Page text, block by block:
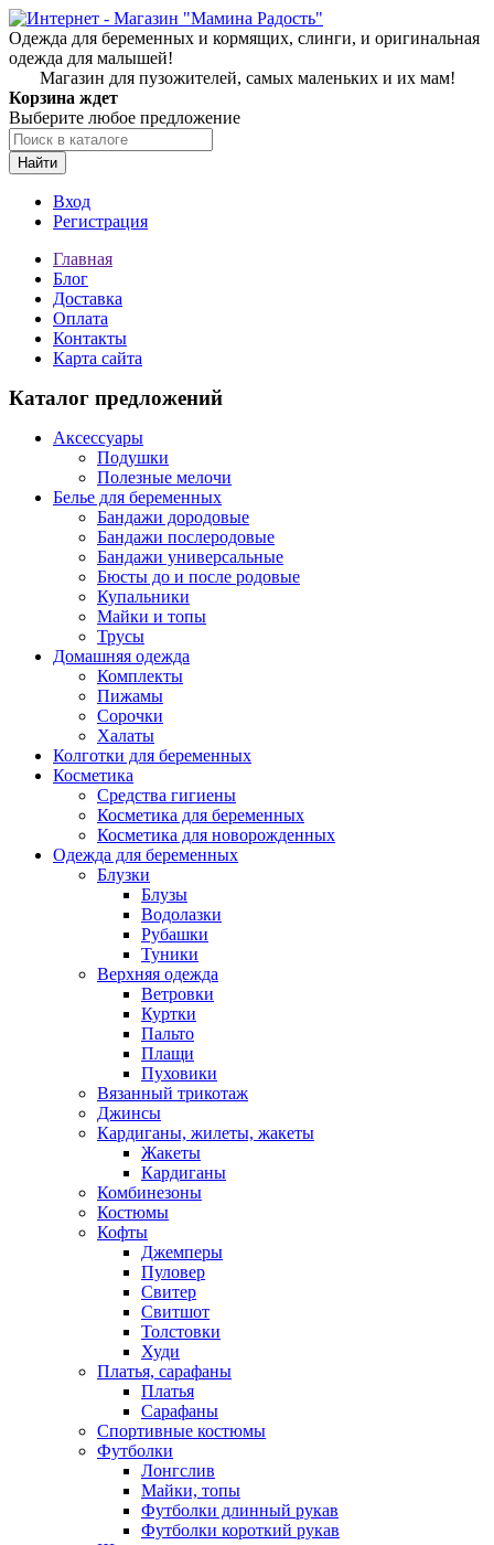
Одежда для беременных и кормящих, слинги, и оригинальная
одежда для малышей!
Магазин для пузожителей, самых маленьких и их мам!
Корзина ждет
Выберите любое предложение
Найти
Вход
Регистрация
Главная
Блог
Доставка
Оплата
Контакты
Карта сайта
Каталог предложений
Аксессуары
Подушки
Полезные мелочи
Белье для беременных
Бандажи дородовые
Бандажи послеродовые
Бандажи универсальные
Бюсты до и после родовые
Купальники
Майки и топы
Трусы
Домашняя одежда
Комплекты
Пижамы
Сорочки
Халаты
Колготки для беременных
Косметика
Cредства гигиены
Косметика для беременных
Косметика для новорожденных
Одежда для беременных
Блузки
Блузы
Водолазки
Рубашки
Туники
Верхняя одежда
Ветровки
Куртки
Пальто
Плащи
Пуховики
Вязанный трикотаж
Джинсы
Кардиганы, жилеты, жакеты
Жакеты
Кардиганы
Комбинезоны
Костюмы
Кофты
Джемперы
Пуловер
Свитер
Свитшот
Толстовки
Худи
Платья, сарафаны
Платья
Сарафаны
Спортивные костюмы
Футболки
Лонгслив
Майки, топы
Футболки длинный рукав
Футболки короткий рукав